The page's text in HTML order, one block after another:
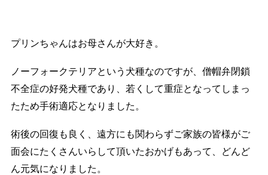
プリンちゃんはお母さんが大好き。
ノーフォークテリアという犬種なのですが、僧帽弁閉鎖
不全症の好発犬種であり、若くして重症となってしまっ
たため手術適応となりました。
術後の回復も良く、遠方にも関わらずご家族の皆様がご
面会にたくさんいらして頂いたおかげもあって、どんど
ん元気になりました。